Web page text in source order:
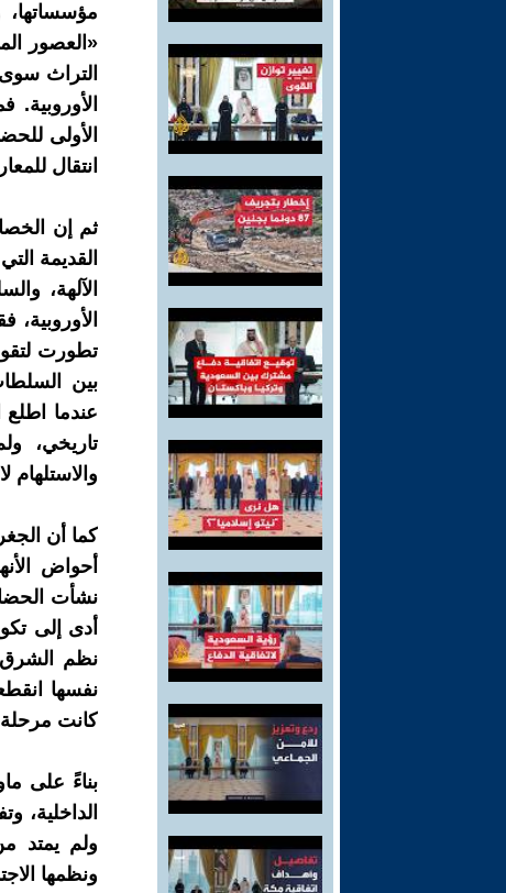
«العصور
التراث
الأولى
انتقال
ثم إن
القديمة
الآلهة،
تطورت
بين
عندما
تاريخي،
والاستلهام
كما أن
أحواض
نشأت
أدى إلى
نظم الشرق
نفسها
كانت مرحلة
بناءً على
الداخلية،
ولم يمتد
ونظمها